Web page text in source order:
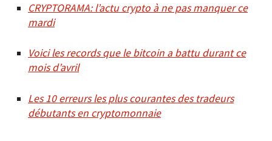
CRYPTORAMA: l’actu crypto à ne pas manquer ce
mardi
Voici les records que le bitcoin a battu durant ce
mois d’avril
Les 10 erreurs les plus courantes des tradeurs
débutants en cryptomonnaie